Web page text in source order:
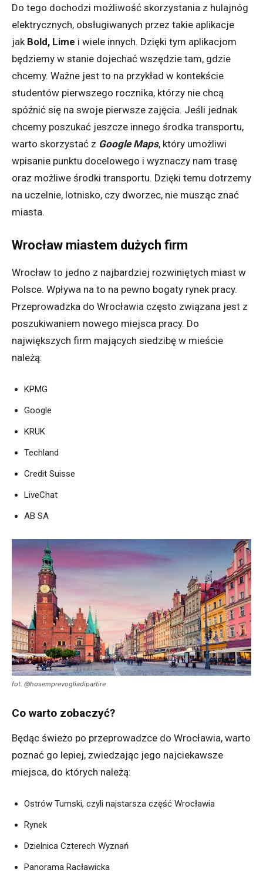
Do tego dochodzi możliwość skorzystania z hulajnóg
elektrycznych, obsługiwanych przez takie aplikacje
jak Bold, Lime i wiele innych. Dzięki tym aplikacjom
będziemy w stanie dojechać wszędzie tam, gdzie
chcemy. Ważne jest to na przykład w kontekście
studentów pierwszego rocznika, którzy nie chcą
spóźnić się na swoje pierwsze zajęcia. Jeśli jednak
chcemy poszukać jeszcze innego środka transportu,
warto skorzystać z Google Maps, który umożliwi
wpisanie punktu docelowego i wyznaczy nam trasę
oraz możliwe środki transportu. Dzięki temu dotrzemy
na uczelnie, lotnisko, czy dworzec, nie musząc znać
miasta.
Wrocław miastem dużych firm
Wrocław to jedno z najbardziej rozwiniętych miast w
Polsce. Wpływa na to na pewno bogaty rynek pracy.
Przeprowadzka do Wrocławia często związana jest z
poszukiwaniem nowego miejsca pracy. Do
największych firm mających siedzibę w mieście
należą:
KPMG
Google
KRUK
Techland
Credit Suisse
LiveChat
AB SA
fot. @hosemprevogliadipartire
Co warto zobaczyć?
Będąc świeżo po przeprowadzce do Wrocławia, warto
poznać go lepiej, zwiedzając jego najciekawsze
miejsca, do których należą:
Ostrów Tumski, czyli najstarsza część Wrocławia
Rynek
Dzielnica Czterech Wyznań
Panorama Racławicka